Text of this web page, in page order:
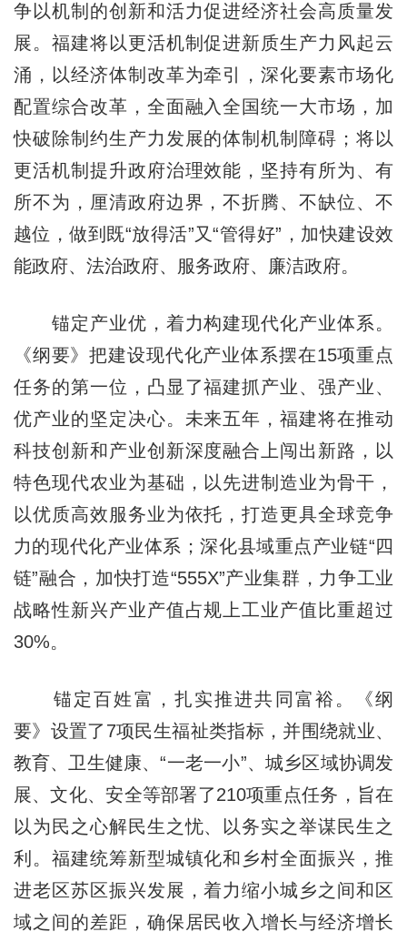
争以机制的创新和活力促进经济社会高质量发
展。福建将以更活机制促进新质生产力风起云
涌，以经济体制改革为牵引，深化要素市场化
配置综合改革，全面融入全国统一大市场，加
快破除制约生产力发展的体制机制障碍；将以
更活机制提升政府治理效能，坚持有所为、有
所不为，厘清政府边界，不折腾、不缺位、不
越位，做到既“放得活”又“管得好”，加快建设效
能政府、法治政府、服务政府、廉洁政府。
锚定产业优，着力构建现代化产业体系。
《纲要》把建设现代化产业体系摆在15项重点
任务的第一位，凸显了福建抓产业、强产业、
优产业的坚定决心。未来五年，福建将在推动
科技创新和产业创新深度融合上闯出新路，以
特色现代农业为基础，以先进制造业为骨干，
以优质高效服务业为依托，打造更具全球竞争
力的现代化产业体系；深化县域重点产业链“四
链”融合，加快打造“555X”产业集群，力争工业
战略性新兴产业产值占规上工业产值比重超过
30%。
锚定百姓富，扎实推进共同富裕。《纲
要》设置了7项民生福祉类指标，并围绕就业、
教育、卫生健康、“一老一小”、城乡区域协调发
展、文化、安全等部署了210项重点任务，旨在
以为民之心解民生之忧、以务实之举谋民生之
利。福建统筹新型城镇化和乡村全面振兴，推
进老区苏区振兴发展，着力缩小城乡之间和区
域之间的差距，确保居民收入增长与经济增长